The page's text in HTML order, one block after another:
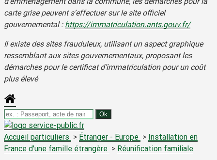
carte grise peuvent s’effectuer sur le site officiel
gouvernemental : https://immatriculation.ants.gouv.fr/
Il existe des sites frauduleux, utilisant un aspect graphique
ressemblant aux sites gouvernementaux, proposant les
démarches pour le certificat d’immatriculation pour un coût
plus élevé
Accueil particuliers > Étranger - Europe > Installation en
France d'une famille étrangère > Réunification familiale